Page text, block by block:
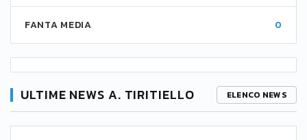
FANTA MEDIA 0
ULTIME NEWS A. TIRITIELLO ELENCO NEWS